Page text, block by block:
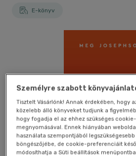
E-könyv
Személyre szabott
Tisztelt Vásárlónk! Annak érdekében, hogy
közelebb álló könyveket tudjunk a
hogy fogadja el az ehhez szükséges
megnyomásával. Ennek hiányában
használata szempontjából
böngészőjébe, de cookie-preferenciáit
módosíthatja a Süti beállítások